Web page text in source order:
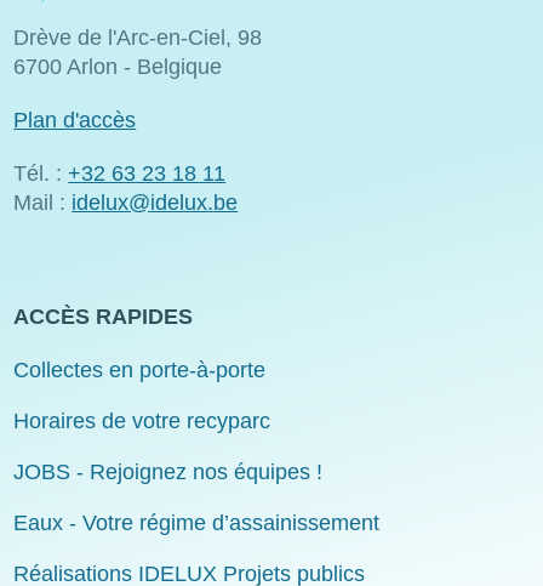
Drève de l'Arc-en-Ciel, 98
6700 Arlon - Belgique
Plan d'accès
Tél. : +32 63 23 18 11
Mail : idelux@idelux.be
ACCÈS RAPIDES
Collectes en porte-à-porte
Horaires de votre recyparc
JOBS - Rejoignez nos équipes !
Eaux - Votre régime d’assainissement
Réalisations IDELUX Projets publics